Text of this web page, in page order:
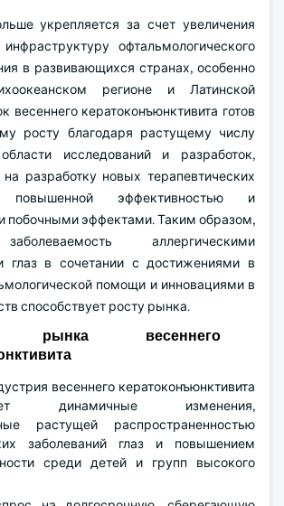
укрепляется за счет увеличения
офтальмологического
в развивающихся странах, особенно
регионе и Латинской
весеннего кератоконъюнктивита готов
росту благодаря растущему числу
исследований и разработок,
разработку новых терапевтических
эффективностью и
побочными эффектами. Таким образом,
аллергическими
глаз в сочетании с достижениями в
помощи и инновациями в
способствует росту рынка.
рынка весеннего
весеннего кератоконъюнктивита
динамичные изменения,
растущей распространенностью
заболеваний глаз и повышением
среди детей и групп высокого